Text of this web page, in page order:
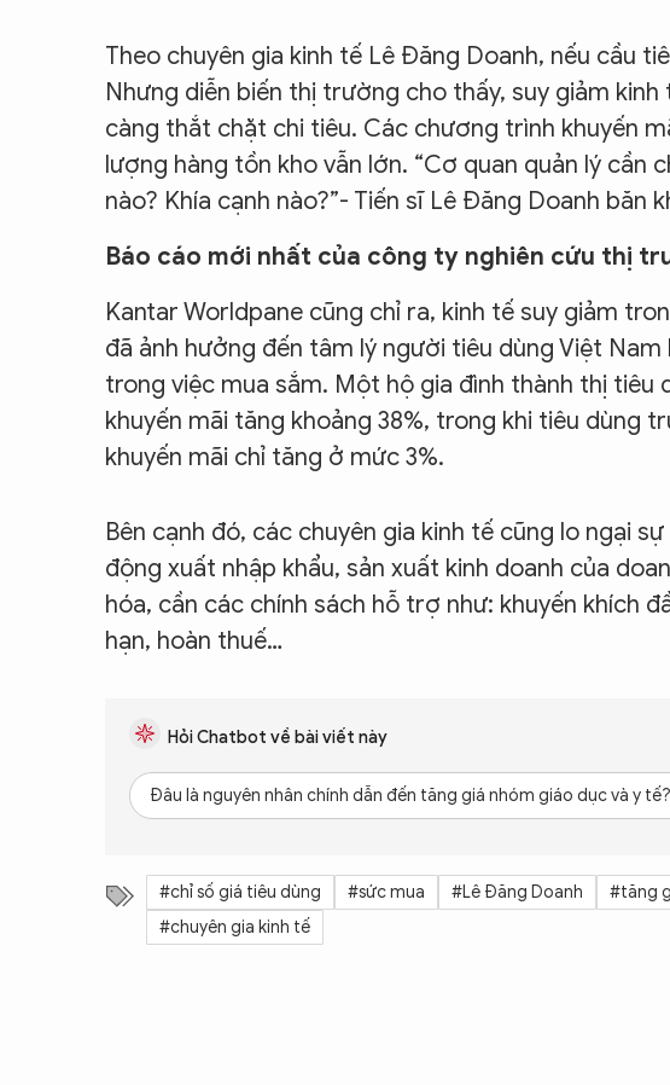
Theo chuyên gia kinh tế Lê Đăng Doanh, nếu cầu
Nhưng diễn biến thị trường cho thấy, suy giảm
càng thắt chặt chi tiêu. Các chương trình khuyến
lượng hàng tồn kho vẫn lớn. “Cơ quan quản lý cần
nào? Khía cạnh nào?”- Tiến sĩ Lê Đăng Doanh băn
Báo cáo mới nhất của công ty nghiên cứu thị
Kantar Worldpane cũng chỉ ra, kinh tế suy giảm
đã ảnh hưởng đến tâm lý người tiêu dùng Việt
trong việc mua sắm. Một hộ gia đình thành thị
khuyến mãi tăng khoảng 38%, trong khi tiêu dùng
khuyến mãi chỉ tăng ở mức 3%.
Bên cạnh đó, các chuyên gia kinh tế cũng lo ngại
động xuất nhập khẩu, sản xuất kinh doanh của
hóa, cần các chính sách hỗ trợ như: khuyến khích
hạn, hoàn thuế…
Hỏi Chatbot về bài viết này
Đâu là nguyên nhân chính dẫn đến tăng giá nhóm giáo dục và y tế?
#chỉ số giá tiêu dùng #sức mua #Lê Đăng Doanh #tăng
#chuyên gia kinh tế